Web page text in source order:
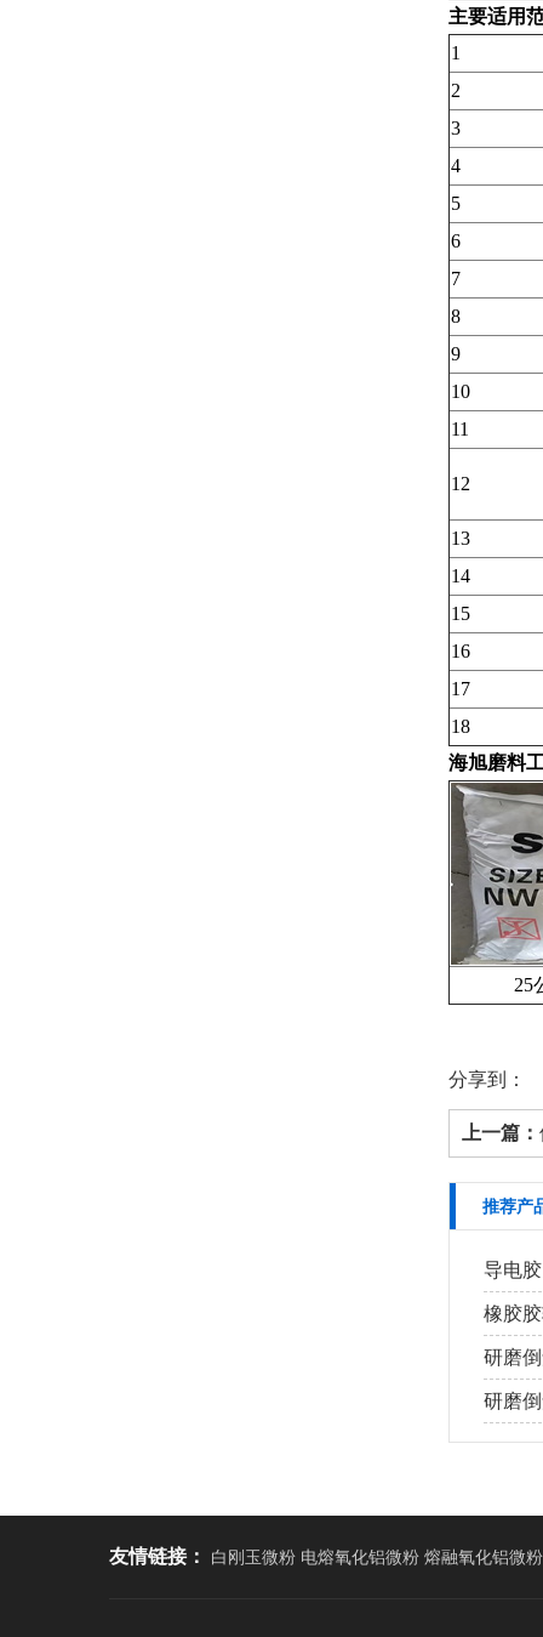
主要适用
1
2
3
4
5
6
7
8
9
10
11
12
13
14
15
16
17
18
海旭磨料
25公
分享到：
上一篇：
推荐产
导电
橡胶
研磨
研磨
友情链接： 白刚玉微粉 电熔氧化铝微粉 熔融氧化铝微粉